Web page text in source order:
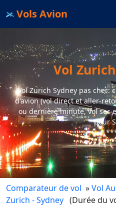
Vols Avion
Vol
Vol Zurich Sydney pas cher:
d'avion (vol direct et aller-
ou dernière minute, vol sec
pour
Comparateur de vol »Vol
Zurich - Sydney (Durée du